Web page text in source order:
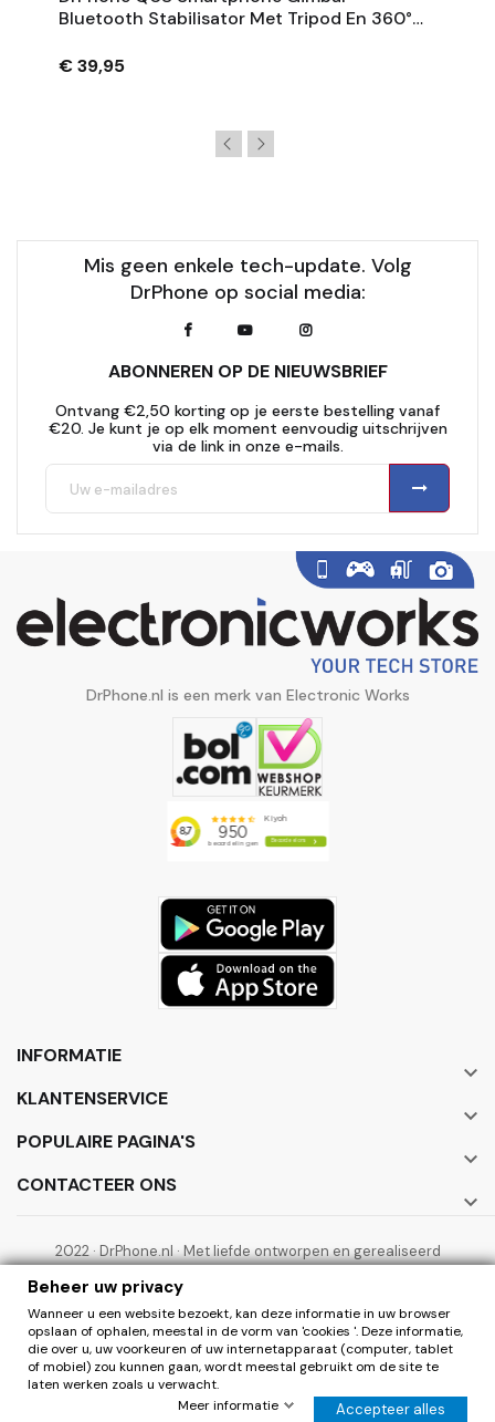
Bluetooth Stabilisator Met Tripod En 360°
€ 39,95
Mis geen enkele tech-update. Volg
DrPhone op social media:
ABONNEREN OP DE NIEUWSBRIEF
Ontvang €2,50 korting op je eerste bestelling vanaf
€20. Je kunt je op elk moment eenvoudig uitschrijven
via de link in onze e-mails.
DrPhone.nl is een merk van Electronic Works
INFORMATIE

KLANTENSERVICE

POPULAIRE PAGINA'S

CONTACTEER ONS

2022 · DrPhone.nl · Met liefde ontworpen en gerealiseerd
0
Beheer uw privacy
Wanneer u een website bezoekt, kan deze informatie in uw browser
opslaan of ophalen, meestal in de vorm van 'cookies '. Deze informatie,
die over u, uw voorkeuren of uw internetapparaat (computer, tablet
of mobiel) zou kunnen gaan, wordt meestal gebruikt om de site te
laten werken zoals u verwacht.
Meer informatie
Accepteer alles